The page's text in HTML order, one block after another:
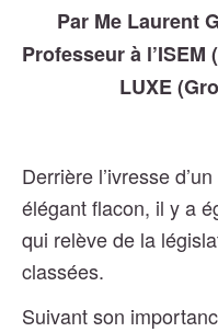
Par Me Laurent
Professeur à l’ISEM
LUXE
Derrière l’ivresse
élégant flacon, il y a
qui relève de la
classées.
Suivant son